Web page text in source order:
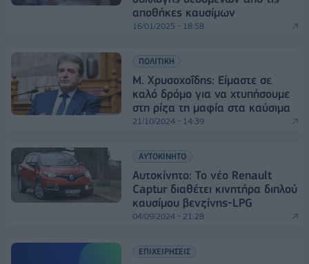
αποθήκες καυσίμων
16/01/2025 - 18:58
ΠΟΛΙΤΙΚΗ
Μ. Χρυσοχοΐδης: Είμαστε σε
καλό δρόμο για να χτυπήσουμε
στη ρίζα τη μαφία στα καύσιμα
21/10/2024 - 14:39
ΑΥΤΟΚΙΝΗΤΟ
Aυτοκίνητο: Το νέο Renault
Captur διαθέτει κινητήρα διπλού
καυσίμου βενζίνης-LPG
04/09/2024 - 21:28
ΕΠΙΧΕΙΡΗΣΕΙΣ